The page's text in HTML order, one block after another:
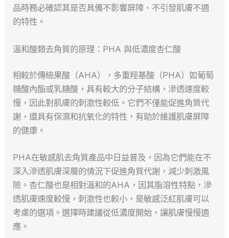
品時務必確認其是否具備不影響屏障、不引發肌膚不適
的特性。
溫和酸類去角質的原理：PHA 與低濃度杏仁酸
相較於傳統果酸（AHA），多重羥基酸（PHA）如葡萄
糖酸內酯或乳糖酸，具有較大的分子結構，滲透速度較
慢，因此對肌膚的刺激性較低。它們不僅能促進角質代
謝，還具有保濕和抗氧化的特性，有助於維護肌膚屏障
的健康。
PHA在敏感肌去角質產品中日益普及，因為它們能在不
深入滲透肌膚深層的情況下促進角質代謝，減少刺激風
險。杏仁酸也是相對溫和的AHA，因其脂溶性特點，滲
透肌膚速度較慢，刺激性也較小，是敏感泛紅肌膚可以
考慮的選項。選擇時建議從低濃度開始，讓肌膚慢慢適
應。